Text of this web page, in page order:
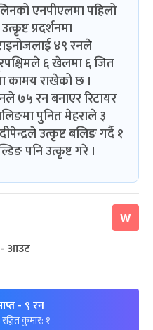
एनपीएलमा पहिलो
प्रदर्शनमा
४९ रनले
६ खेलमा ६ जित
कामय राखेको छ ।
७५ रन बनाएर रिटायर
पुनित मेहराले ३
उत्कृष्ट बलिङ गर्दै १
पनि उत्कृष्ट गरे ।
W
- आउट
- ९ रन
कुमार: १